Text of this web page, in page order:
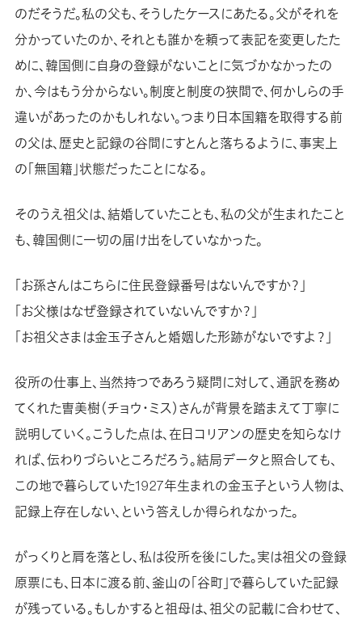
のだそうだ。私の父も、そうしたケースにあたる。父がそれを
分かっていたのか、それとも誰かを頼って表記を変更したた
めに、韓国側に自身の登録がないことに気づかなかったの
か、今はもう分からない。制度と制度の狭間で、何かしらの手
違いがあったのかもしれない。つまり日本国籍を取得する前
の父は、歴史と記録の谷間にすとんと落ちるように、事実上
の「無国籍」状態だったことになる。
そのうえ祖父は、結婚していたことも、私の父が生まれたこと
も、韓国側に一切の届け出をしていなかった。
「お孫さんはこちらに住民登録番号はないんですか？」
「お父様はなぜ登録されていないんですか？」
「お祖父さまは金玉子さんと婚姻した形跡がないですよ？」
役所の仕事上、当然持つであろう疑問に対して、通訳を務め
てくれた曺美樹（チョウ・ミス）さんが背景を踏まえて丁寧に
説明していく。こうした点は、在日コリアンの歴史を知らなけ
れば、伝わりづらいところだろう。結局データと照合しても、
この地で暮らしていた1927年生まれの金玉子という人物は、
記録上存在しない、という答えしか得られなかった。
がっくりと肩を落とし、私は役所を後にした。実は祖父の登録
原票にも、日本に渡る前、釜山の「谷町」で暮らしていた記録
が残っている。もしかすると祖母は、祖父の記載に合わせて、